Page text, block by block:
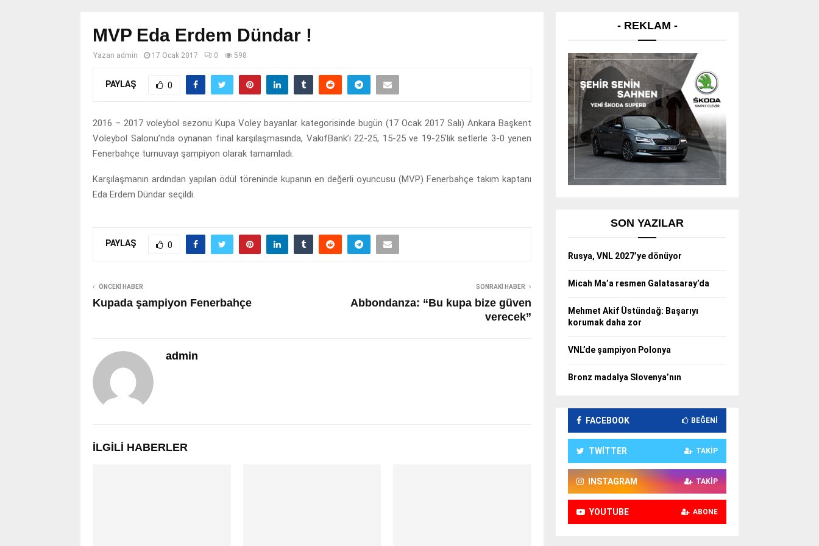
MVP Eda Erdem Dündar !
Yazan admin 17 Ocak 2017 0 598
PAYLAŞ 0
2016 – 2017 voleybol sezonu Kupa Voley bayanlar kategorisinde bugün (17 Ocak 2017 Salı) Ankara Başkent
Voleybol Salonu’nda oynanan final karşılaşmasında, VakıfBank’ı 22-25, 15-25 ve 19-25’lik setlerle 3-0 yenen
Fenerbahçe turnuvayı şampiyon olarak tamamladı.
Karşılaşmanın ardından yapılan ödül töreninde kupanın en değerli oyuncusu (MVP) Fenerbahçe takım kaptanı
Eda Erdem Dündar seçildi.
PAYLAŞ 0
ÖNCEKI HABER
Kupada şampiyon Fenerbahçe
SONRAKI HABER
Abbondanza: “Bu kupa bize güven
verecek”
admin
İLGILI HABERLER
- REKLAM -
SON YAZILAR
Rusya, VNL 2027’ye dönüyor
Micah Ma’a resmen Galatasaray’da
Mehmet Akif Üstündağ: Başarıyı
korumak daha zor
VNL’de şampiyon Polonya
Bronz madalya Slovenya’nın
FACEBOOK BEĞENI
TWITTER TAKIP
INSTAGRAM TAKIP
YOUTUBE ABONE